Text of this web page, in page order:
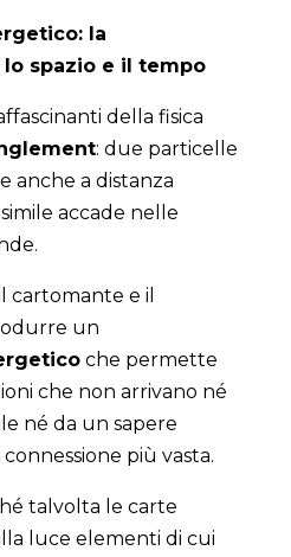
la
spazio e il tempo
della fisica
: due particelle
anche a distanza
accade nelle
cartomante e il
un
che permette
che non arrivano né
né da un sapere
più vasta.
talvolta le carte
luce elementi di cui